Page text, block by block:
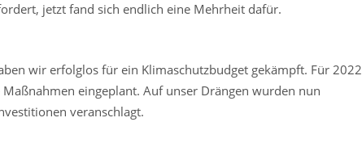
jetzt fand sich endlich eine Mehrheit dafür.
wir erfolglos für ein Klimaschutzbudget gekämpft. Für 2022
eingeplant. Auf unser Drängen wurden nun
veranschlagt.